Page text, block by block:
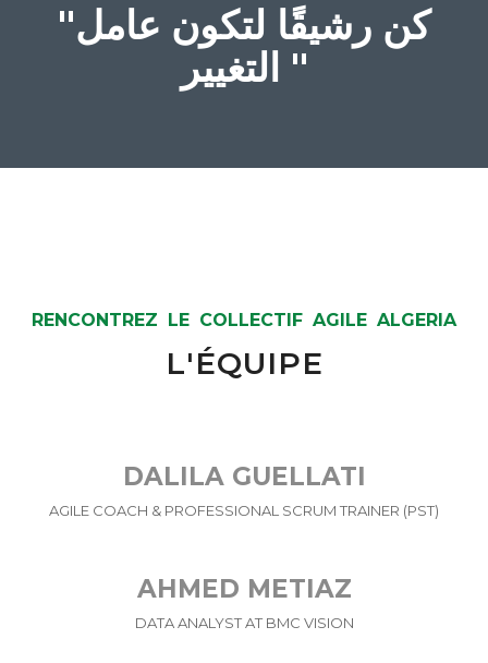
"كن رشيقًا لتكون عامل
التغيير "
RENCONTREZ LE COLLECTIF AGILE ALGERIA
L'ÉQUIPE
DALILA GUELLATI
AGILE COACH & PROFESSIONAL SCRUM TRAINER (PST)
AHMED METIAZ
DATA ANALYST AT BMC VISION